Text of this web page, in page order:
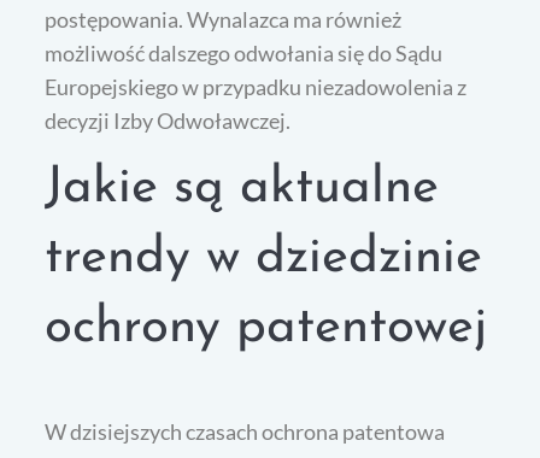
postępowania. Wynalazca ma również
możliwość dalszego odwołania się do Sądu
Europejskiego w przypadku niezadowolenia z
decyzji Izby Odwoławczej.
Jakie są aktualne
trendy w dziedzinie
ochrony patentowej
W dzisiejszych czasach ochrona patentowa